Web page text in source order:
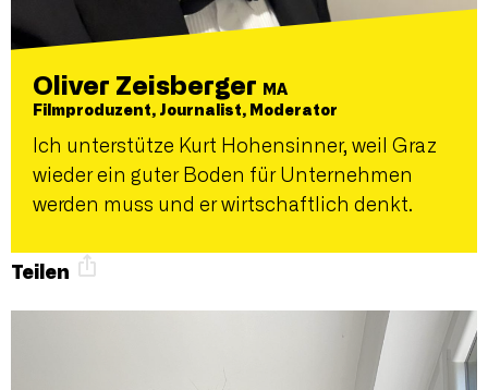
Oliver Zeisberger
MA
Filmproduzent, Journalist, Moderator
Ich unterstütze Kurt Hohensinner, weil Graz
wieder ein guter Boden für Unternehmen
werden muss und er wirtschaftlich denkt.
Teilen